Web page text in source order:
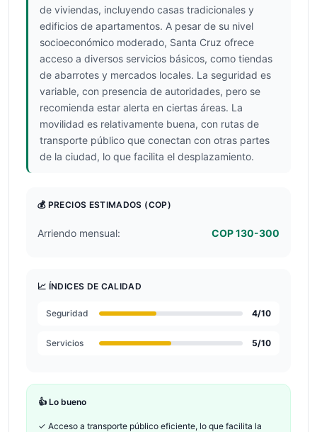
de viviendas, incluyendo casas tradicionales y
edificios de apartamentos. A pesar de su nivel
socioeconómico moderado, Santa Cruz ofrece
acceso a diversos servicios básicos, como tiendas
de abarrotes y mercados locales. La seguridad es
variable, con presencia de autoridades, pero se
recomienda estar alerta en ciertas áreas. La
movilidad es relativamente buena, con rutas de
transporte público que conectan con otras partes
de la ciudad, lo que facilita el desplazamiento.
💰 PRECIOS ESTIMADOS (COP)
Arriendo mensual: COP 130-300
📈 ÍNDICES DE CALIDAD
Seguridad 4/10
Servicios 5/10
👍 Lo bueno
✓ Acceso a transporte público eficiente, lo que facilita la